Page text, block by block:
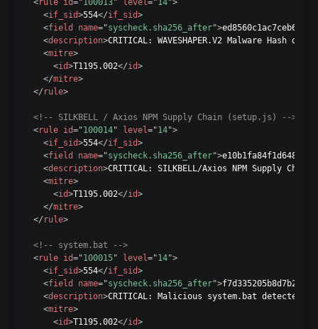
<rule id="100013" level="14">
<if_sid>554</if_sid>
<field name="syscheck.sha256_after">
<description>CRITICAL: WAVESHAPER.V2 Malware Hash
<mitre>
<id>T1195.002</id>
</mitre>
</ rule>
<!-- SILKBELL / Axios NPM Supply Chain (setup.js) -->
<rule id="100014" level="14">
<if_sid>554</if_sid>
<field name="syscheck.sha256_after">
<description>CRITICAL: SILKBELL/Axios NPM Supply
<mitre>
<id>T1195.002</id>
</mitre>
</ rule>
<!-- system.bat -->
<rule id="100015" level="14">
<if_sid>554</if_sid>
<field name="syscheck.sha256_after">
<description>CRITICAL: Malicious system.bat detected!
<mitre>
<id>T1195.002</id>